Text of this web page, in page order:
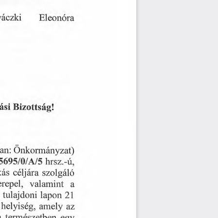
Eleonora
Bizottsag!
Onkormanyzat)
0/A/5 hrsz.-u,
celjara szolgalo
valamint a
tulajdoni lapon 21
helyiseg, amely az